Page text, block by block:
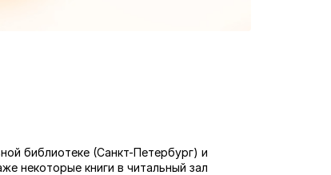
библиотеке (Санкт-Петербург) и
некоторые книги в читальный зал